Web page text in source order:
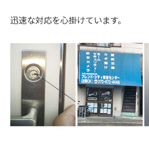
迅速な対応を心掛けています。